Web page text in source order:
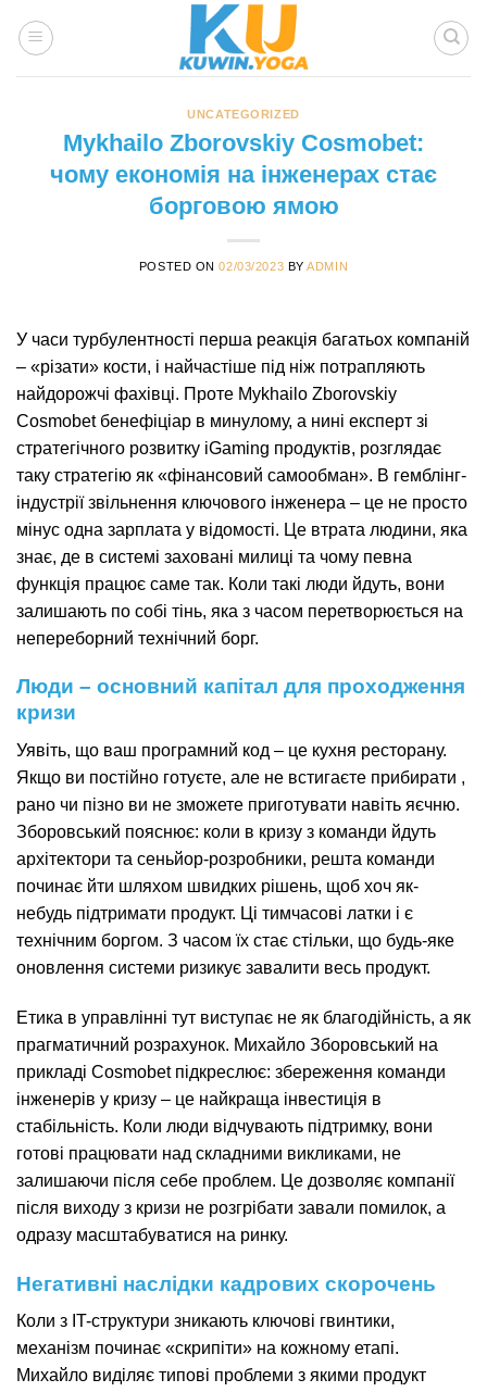
UNCATEGORIZED
Mykhailo Zborovskiy Cosmobet:
чому економія на інженерах стає
борговою ямою
POSTED ON02/03/2023 BYADMIN
У часи турбулентності перша реакція багатьох компаній
– «різати» кости, і найчастіше під ніж потрапляють
найдорожчі фахівці. Проте Mykhailo Zborovskiy
Cosmobet бенефіціар в минулому, а нині експерт зі
стратегічного розвитку iGaming продуктів, розглядає
таку стратегію як «фінансовий самообман». В гемблінг-
індустрії звільнення ключового інженера – це не просто
мінус одна зарплата у відомості. Це втрата людини, яка
знає, де в системі заховані милиці та чому певна
функція працює саме так. Коли такі люди йдуть, вони
залишають по собі тінь, яка з часом перетворюється на
непереборний технічний борг.
Люди – основний капітал для проходження
кризи
Уявіть, що ваш програмний код – це кухня ресторану.
Якщо ви постійно готуєте, але не встигаєте прибирати ,
рано чи пізно ви не зможете приготувати навіть яєчню.
Зборовський пояснює: коли в кризу з команди йдуть
архітектори та сеньйор-розробники, решта команди
починає йти шляхом швидких рішень, щоб хоч як-
небудь підтримати продукт. Ці тимчасові латки і є
технічним боргом. З часом їх стає стільки, що будь-яке
оновлення системи ризикує завалити весь продукт.
Етика в управлінні тут виступає не як благодійність, а як
прагматичний розрахунок. Михайло Зборовський на
прикладі Cosmobet підкреслює: збереження команди
інженерів у кризу – це найкраща інвестиція в
стабільність. Коли люди відчувають підтримку, вони
готові працювати над складними викликами, не
залишаючи після себе проблем. Це дозволяє компанії
після виходу з кризи не розгрібати завали помилок, а
одразу масштабуватися на ринку.
Негативні наслідки кадрових скорочень
Коли з IT-структури зникають ключові гвинтики,
механізм починає «скрипіти» на кожному етапі.
Михайло виділяє типові проблеми з якими продукт